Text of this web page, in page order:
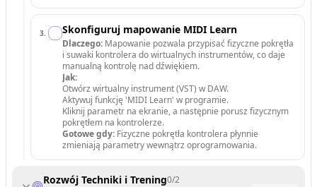
3. Skonfiguruj mapowanie MIDI Learn
Dlaczego: Mapowanie pozwala przypisać fizyczne pokrętła
i suwaki kontrolera do wirtualnych instrumentów, co daje
manualną kontrolę nad dźwiękiem.
Jak:
Otwórz wirtualny instrument (VST) w DAW.
Aktywuj funkcję 'MIDI Learn' w programie.
Kliknij parametr na ekranie, a następnie porusz fizycznym
pokrętłem na kontrolerze.
Gotowe gdy: Fizyczne pokrętła kontrolera płynnie
zmieniają parametry wewnątrz oprogramowania.
Rozwój Techniki i Trening0/2